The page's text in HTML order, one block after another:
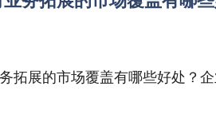
拓展的市场覆盖有哪些好处？